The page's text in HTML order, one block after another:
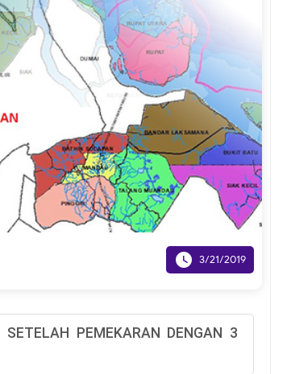
 3/21/2019
SETELAH PEMEKARAN DENGAN 3